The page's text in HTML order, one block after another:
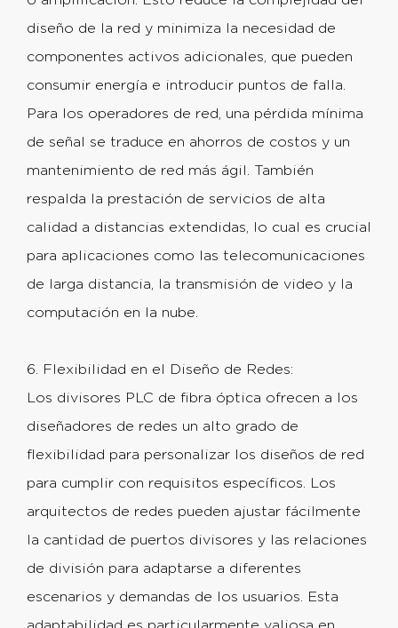
diseño de la red y minimiza la necesidad de
componentes activos adicionales, que pueden
consumir energía e introducir puntos de falla.
Para los operadores de red, una pérdida mínima
de señal se traduce en ahorros de costos y un
mantenimiento de red más ágil. También
respalda la prestación de servicios de alta
calidad a distancias extendidas, lo cual es crucial
para aplicaciones como las telecomunicaciones
de larga distancia, la transmisión de video y la
computación en la nube.
6. Flexibilidad en el Diseño de Redes:
Los divisores PLC de fibra óptica ofrecen a los
diseñadores de redes un alto grado de
flexibilidad para personalizar los diseños de red
para cumplir con requisitos específicos. Los
arquitectos de redes pueden ajustar fácilmente
la cantidad de puertos divisores y las relaciones
de división para adaptarse a diferentes
escenarios y demandas de los usuarios. Esta